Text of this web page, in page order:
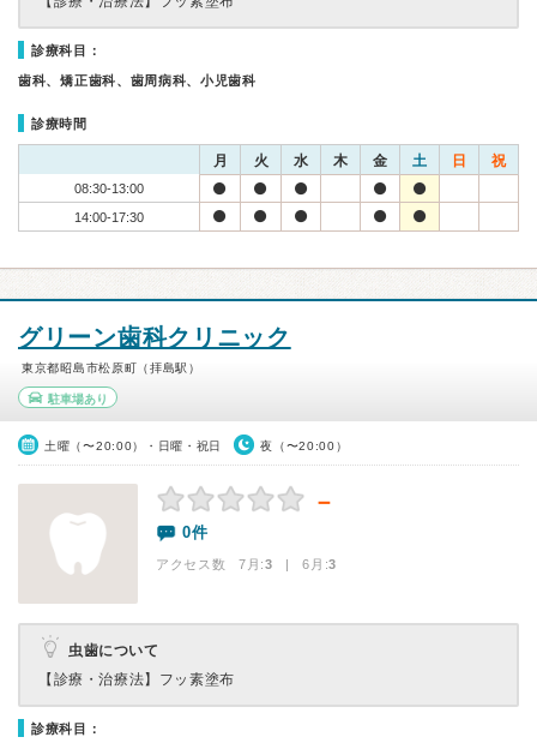
診療科目：
歯科、矯正歯科、歯周病科、小児歯科
診療時間
月 火 水 木 金 土 日 祝
08:30-13:00
14:00-17:30
グリーン歯科クリニック
東京都昭島市松原町（拝島駅）
駐車場あり
土曜（〜20:00）・日曜・祝日 夜（〜20:00）
－
0件
アクセス数 7月:3 | 6月:3
虫歯について
【診療・治療法】 フッ素塗布
診療科目：